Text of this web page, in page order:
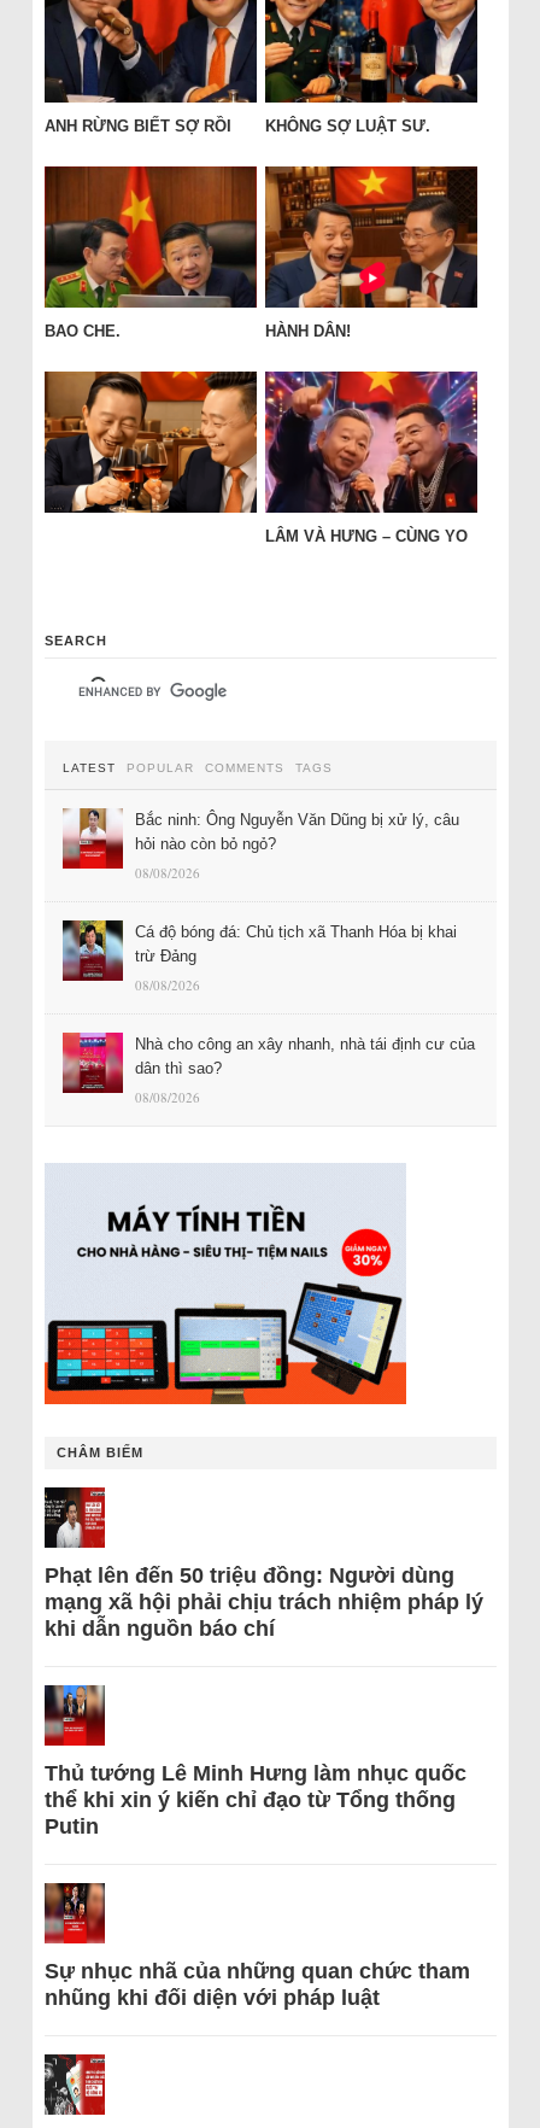
ANH RỪNG BIẾT SỢ RỒI KHÔNG SỢ LUẬT SƯ.
BAO CHE. HÀNH DÂN!
LÂM VÀ HƯNG – CÙNG YO
SEARCH
LATEST POPULAR COMMENTS TAGS
Bắc ninh: Ông Nguyễn Văn Dũng bị xử lý, câu
hỏi nào còn bỏ ngỏ?
08/08/2026
Cá độ bóng đá: Chủ tịch xã Thanh Hóa bị khai
trừ Đảng
08/08/2026
Nhà cho công an xây nhanh, nhà tái định cư của
dân thì sao?
08/08/2026
CHÂM BIẾM
Phạt lên đến 50 triệu đồng: Người dùng
mạng xã hội phải chịu trách nhiệm pháp lý
khi dẫn nguồn báo chí
Thủ tướng Lê Minh Hưng làm nhục quốc
thể khi xin ý kiến chỉ đạo từ Tổng thống
Putin
Sự nhục nhã của những quan chức tham
nhũng khi đối diện với pháp luật